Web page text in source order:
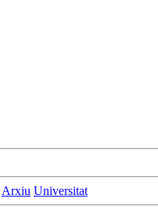
Arxiu Universitat